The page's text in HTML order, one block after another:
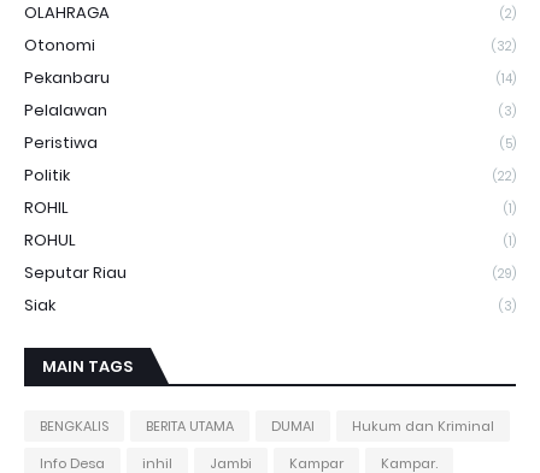
OLAHRAGA (2)
Otonomi (32)
Pekanbaru (14)
Pelalawan (3)
Peristiwa (5)
Politik (22)
ROHIL (1)
ROHUL (1)
Seputar Riau (29)
Siak (3)
MAIN TAGS
BENGKALIS BERITA UTAMA DUMAI
Hukum dan Kriminal
Info Desa
inhil Jambi Kampar Kampar.